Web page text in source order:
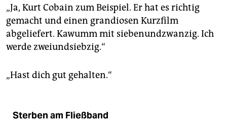
„Ja, Kurt Cobain zum Beispiel. Er hat es richtig
gemacht und einen grandiosen Kurzfilm
abgeliefert. Kawumm mit siebenundzwanzig. Ich
werde zweiundsiebzig.“
„Hast dich gut gehalten.“
Sterben am Fließband